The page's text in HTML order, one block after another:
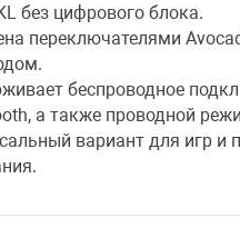
без цифрового блока.
переключателями
беспроводное
а также проводной
вариант для игр и